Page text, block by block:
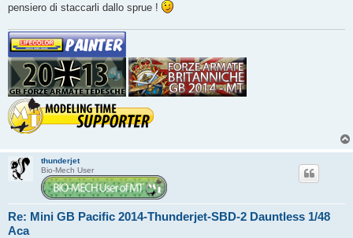
pensiero di staccarli dallo sprue !
thunderjet
Bio-Mech User
Re: Mini GB Pacific 2014-Thunderjet-SBD-2 Dauntless 1/48
Aca